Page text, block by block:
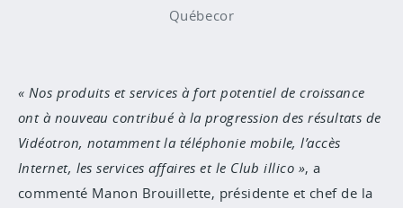
Québecor
Nos produits et services à fort potentiel de croissance
ont à nouveau contribué à la progression des résultats de
Vidéotron, notamment la téléphonie mobile, l’accès
Internet, les services affaires et le Club illico , a
commenté Manon Brouillette, présidente et chef de la